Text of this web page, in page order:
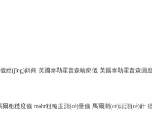
經(jīng)銷商 英國泰勒霍普森輪廓儀 英國泰勒霍普森圓
爾粗糙度儀 mahr粗糙度測(cè)量儀 馬爾測(cè)頭測(cè)針